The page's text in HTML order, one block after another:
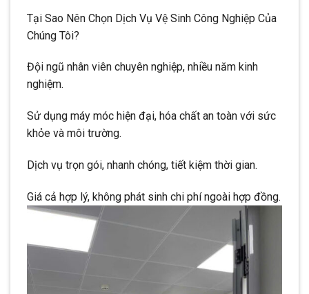
Tại Sao Nên Chọn Dịch Vụ Vệ Sinh Công Nghiệp Của
Chúng Tôi?
Đội ngũ nhân viên chuyên nghiệp, nhiều năm kinh
nghiệm.
Sử dụng máy móc hiện đại, hóa chất an toàn với sức
khỏe và môi trường.
Dịch vụ trọn gói, nhanh chóng, tiết kiệm thời gian.
Giá cả hợp lý, không phát sinh chi phí ngoài hợp đồng.